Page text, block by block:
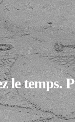
le temps.